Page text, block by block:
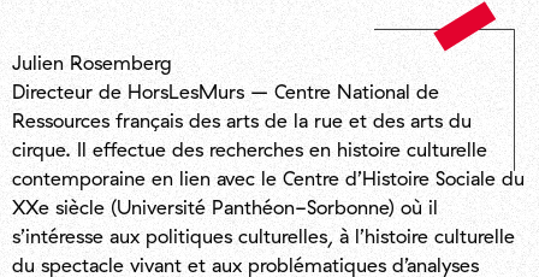
Julien Rosemberg
Directeur de HorsLesMurs – Centre National de
Ressources français des arts de la rue et des arts du
cirque. Il effectue des recherches en histoire culturelle
contemporaine en lien avec le Centre d’Histoire Sociale du
XXe siècle (Université Panthéon-Sorbonne) où il
s’intéresse aux politiques culturelles, à l’histoire culturelle
du spectacle vivant et aux problématiques d’analyses